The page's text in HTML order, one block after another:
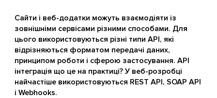
Сайти і веб-додатки можуть взаємодіяти із
зовнішніми сервісами різними способами. Для
цього використовуються різні типи API, які
відрізняються форматом передачі даних,
принципом роботи і сферою застосування. API
інтеграція що це на практиці? У веб-розробці
найчастіше використовуються REST API, SOAP API
і Webhooks.